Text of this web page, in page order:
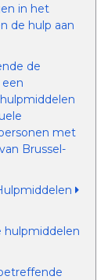
in het
de hulp aan
de
met
Brussel-
hulpmiddelen